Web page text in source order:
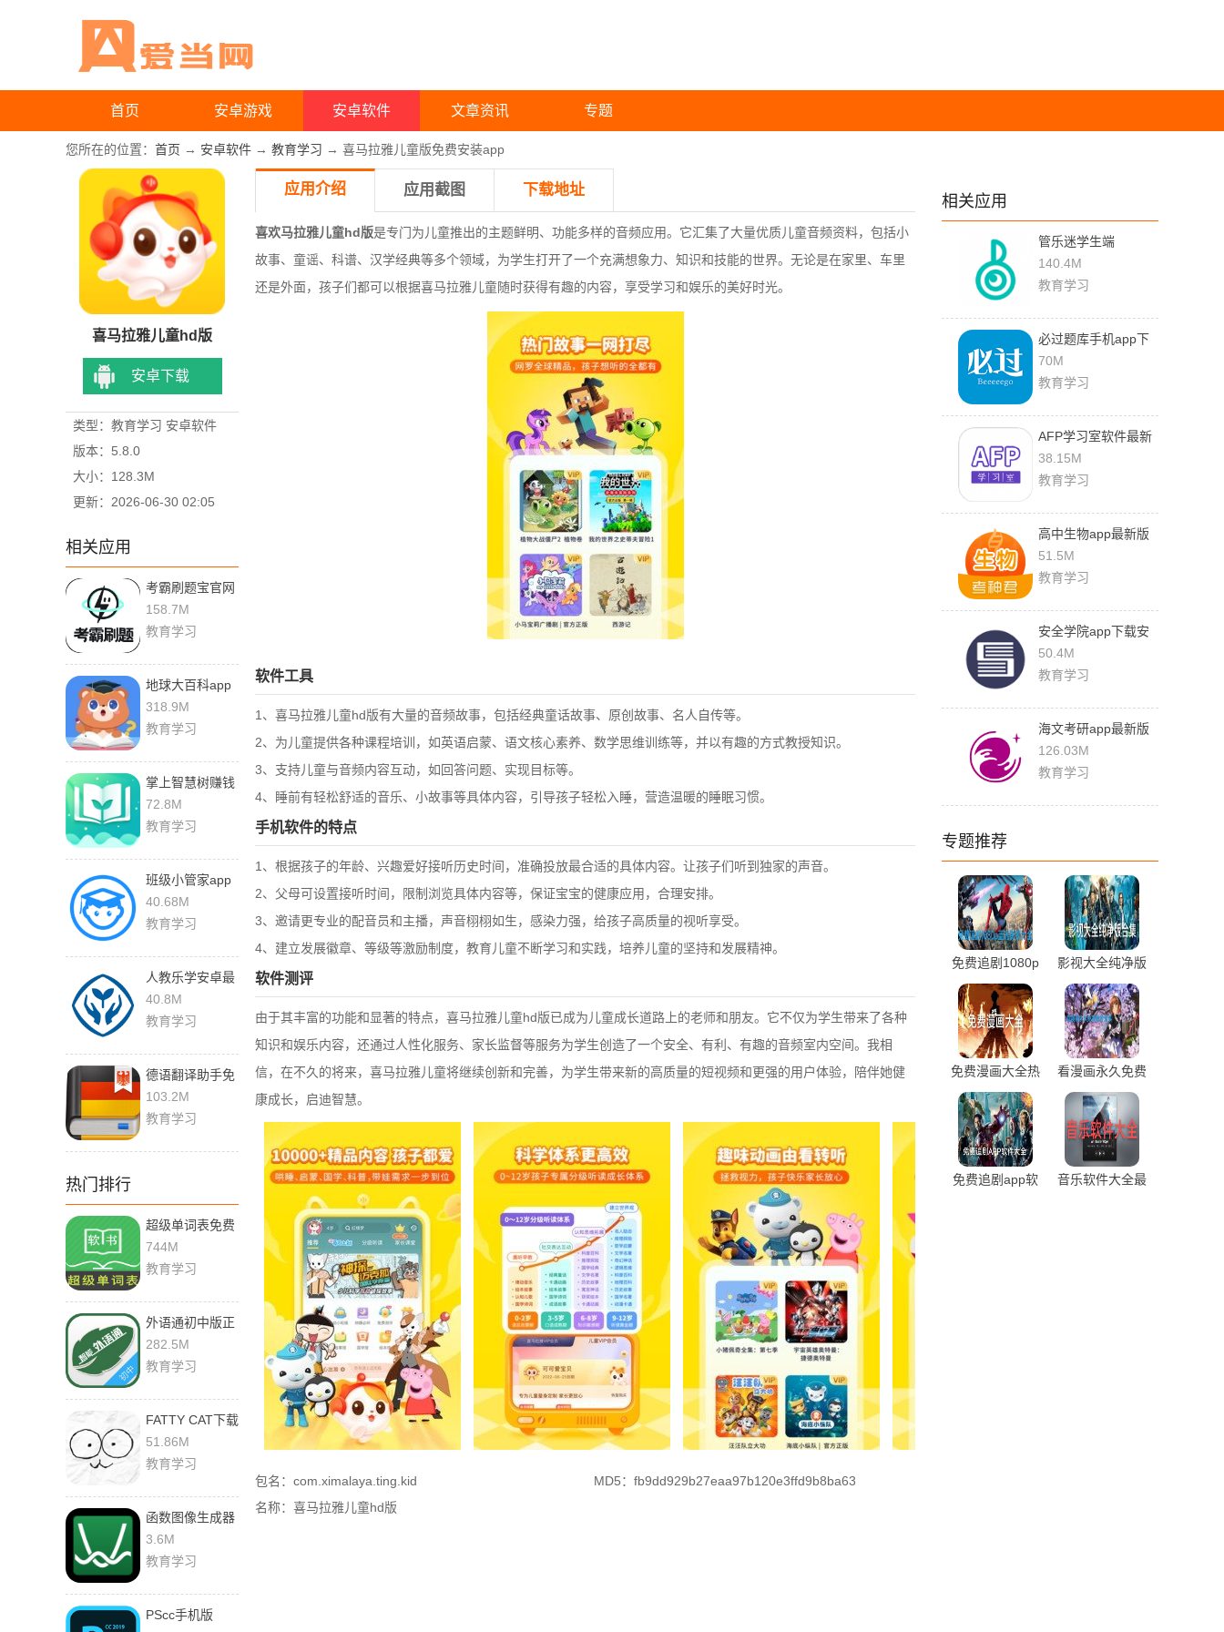
首页 安卓游戏 安卓软件 文章资讯 专题
您所在的位置： 首页 → 安卓软件 → 教育学习 → 喜马拉雅儿童版免费安装app
喜马拉雅儿童hd版
安卓下载
类型：教育学习 安卓软件
版本：5.8.0
大小：128.3M
更新：2026-06-30 02:05
相关应用
考霸刷题宝官网
版下载
158.7M
教育学习
地球大百科app
下载最新版
318.9M
教育学习
掌上智慧树赚钱
下载app
72.8M
教育学习
班级小管家app
下载最新版2023
40.68M
教育学习
人教乐学安卓最
新版
40.8M
教育学习
德语翻译助手免
费版下载
103.2M
教育学习
热门排行
超级单词表免费
版
744M
教育学习
外语通初中版正
版下载
282.5M
教育学习
FATTY CAT下载
安卓版
51.86M
教育学习
函数图像生成器
免费版
3.6M
教育学习
PScc手机版
应用介绍 应用截图 下载地址
喜欢马拉雅儿童hd版是专门为儿童推出的主题鲜明、功能多样的音频应用。它汇集了大量优质儿童音频资料，包括小
故事、童谣、科谱、汉学经典等多个领域，为学生打开了一个充满想象力、知识和技能的世界。无论是在家里、车里
还是外面，孩子们都可以根据喜马拉雅儿童随时获得有趣的内容，享受学习和娱乐的美好时光。
软件工具
1、喜马拉雅儿童hd版有大量的音频故事，包括经典童话故事、原创故事、名人自传等。
2、为儿童提供各种课程培训，如英语启蒙、语文核心素养、数学思维训练等，并以有趣的方式教授知识。
3、支持儿童与音频内容互动，如回答问题、实现目标等。
4、睡前有轻松舒适的音乐、小故事等具体内容，引导孩子轻松入睡，营造温暖的睡眠习惯。
手机软件的特点
1、根据孩子的年龄、兴趣爱好接听历史时间，准确投放最合适的具体内容。让孩子们听到独家的声音。
2、父母可设置接听时间，限制浏览具体内容等，保证宝宝的健康应用，合理安排。
3、邀请更专业的配音员和主播，声音栩栩如生，感染力强，给孩子高质量的视听享受。
4、建立发展徽章、等级等激励制度，教育儿童不断学习和实践，培养儿童的坚持和发展精神。
软件测评
由于其丰富的功能和显著的特点，喜马拉雅儿童hd版已成为儿童成长道路上的老师和朋友。它不仅为学生带来了各种
知识和娱乐内容，还通过人性化服务、家长监督等服务为学生创造了一个安全、有利、有趣的音频室内空间。我相
信，在不久的将来，喜马拉雅儿童将继续创新和完善，为学生带来新的高质量的短视频和更强的用户体验，陪伴她健
康成长，启迪智慧。
包名：com.ximalaya.ting.kid
MD5：fb9dd929b27eaa97b120e3ffd9b8ba63
名称：喜马拉雅儿童hd版
相关应用
管乐迷学生端
140.4M
教育学习
必过题库手机app下
载安装
70M
教育学习
AFP学习室软件最新
版
38.15M
教育学习
高中生物app最新版
51.5M
教育学习
安全学院app下载安
装
50.4M
教育学习
海文考研app最新版
126.03M
教育学习
专题推荐
免费追剧1080p
蓝光影视软件大
全最新推荐
影视大全纯净版
合集免费下载
免费漫画大全热
门最新推荐
看漫画永久免费
软件合集推荐
免费追剧app软
音乐软件大全最